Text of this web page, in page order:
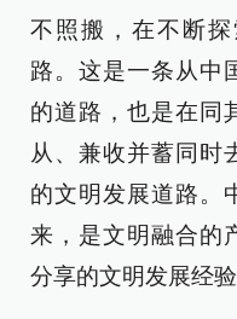
不照搬，在不断
路。这是一条从中
的道路，也是在同
从、兼收并蓄同时
的文明发展道路。
来，是文明融合的
分享的文明发展经验